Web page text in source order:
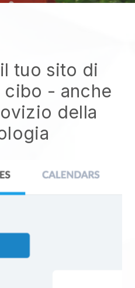
tuo sito di
cibo - anche
della